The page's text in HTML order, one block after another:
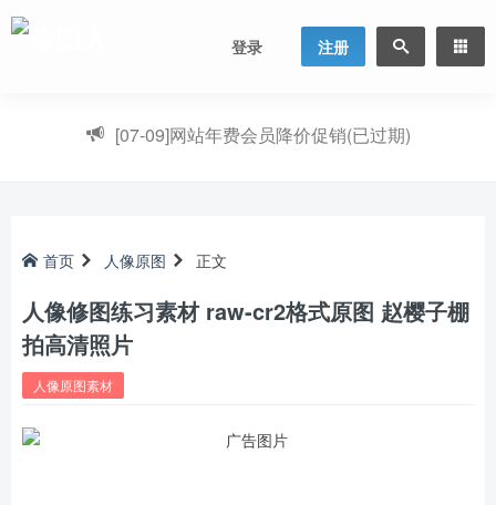
登录 注册
[07-09]网站年费会员降价促销(已过期)
首页 人像原图 正文
人像修图练习素材 raw-cr2格式原图 赵樱子棚
拍高清照片
人像原图素材